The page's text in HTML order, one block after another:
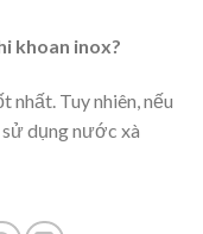
khoan inox?
nhất. Tuy nhiên, nếu
dụng nước xà